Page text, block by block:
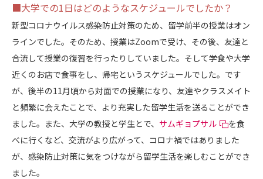
■大学での1日はどのようなスケジュールでしたか？
新型コロナウイルス感染防止対策のため、留学前半の授業はオン
ラインでした。そのため、授業はZoomで受け、その後、友達と
合流して授業の復習を行ったりしていました。そして学食や大学
近くのお店で食事をし、帰宅というスケジュールでした。です
が、後半の11月頃から対面での授業になり、友達やクラスメイト
と頻繁に会えたことで、より充実した留学生活を送ることができ
ました。また、大学の教授と学生とで、 サムギョプサル
を食
べに行くなど、交流がより広がって、コロナ禍ではありました
が、感染防止対策に気をつけながら留学生活を楽しむことができ
ました。